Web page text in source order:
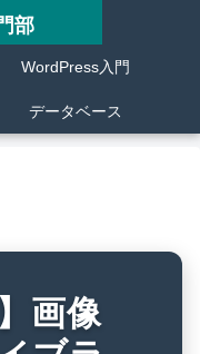
部
WordPress入門
データベース
画像